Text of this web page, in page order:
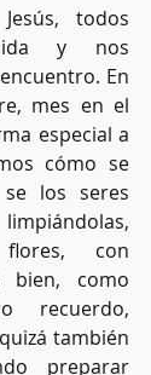
todos
y nos
En
mes en el
especial a
cómo se
los seres
con
bien, como
recuerdo,
también
preparar